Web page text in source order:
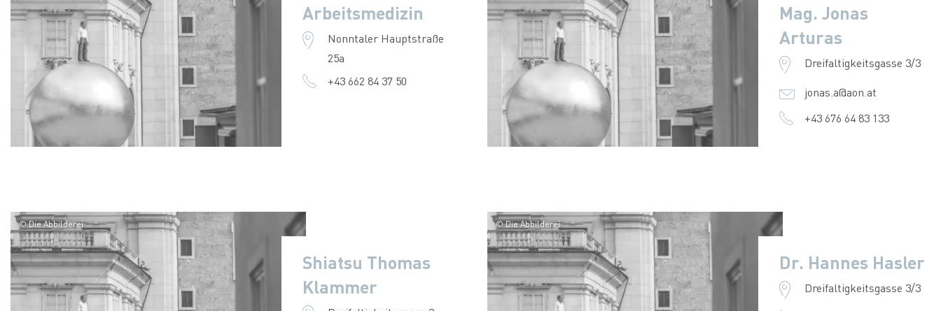
Arbeitsmedizin
Nonntaler Hauptstraße
25a
+43 662 84 37 50
Mag. Jonas
Arturas
Dreifaltigkeitsgasse 3/3
jonas.a@aon.at
+43 676 64 83 133
© Die Abbilderei
Shiatsu Thomas
Klammer
© Die Abbilderei
Dr. Hannes Hasler
Dreifaltigkeitsgasse 3/3